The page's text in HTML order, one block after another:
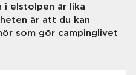
i elstolpen är lika
är att du kan
som gör campinglivet